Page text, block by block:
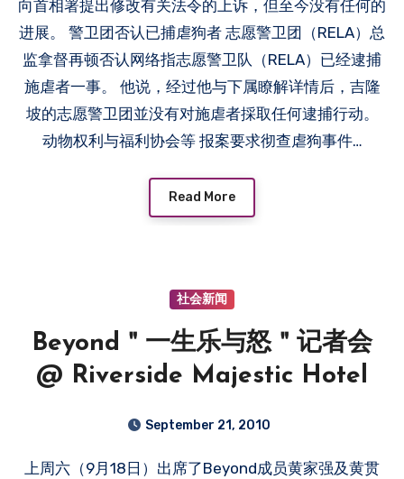
向首相署提出修改有关法令的上诉，但至今没有任何的
进展。 警卫团否认已捕虐狗者 志愿警卫团（RELA）总
监拿督再顿否认网络指志愿警卫队（RELA）已经逮捕
施虐者一事。 他说，经过他与下属瞭解详情后，吉隆
坡的志愿警卫团並没有对施虐者採取任何逮捕行动。
动物权利与福利协会等 报案要求彻查虐狗事件…
Read More
社会新闻
Beyond＂一生乐与怒＂记者会
@ Riverside Majestic Hotel
September 21, 2010
上周六（9月18日）出席了Beyond成员黄家强及黄贯